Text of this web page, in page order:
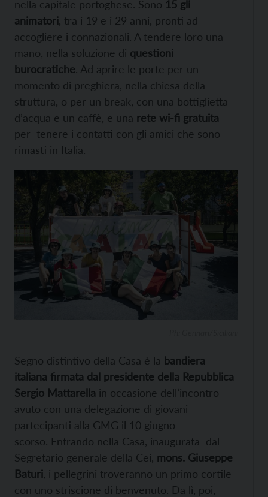
nella capitale portoghese. Sono 15 gli
animatori , tra i 19 e i 29 anni, pronti ad
accogliere i connazionali. A tendere loro una
mano, nella soluzione di questioni
burocratiche. Ad aprire le porte per un
momento di preghiera, nella chiesa della
struttura, o per un break, con una bottiglietta
d’acqua e un caffè, e una rete wi-fi gratuita
per tenere i contatti con gli amici che sono
rimasti in Italia.
Segno distintivo della Casa è la bandiera
italiana firmata dal presidente della Repubblica
Sergio Mattarella in occasione dell’incontro
avuto con una delegazione di giovani
partecipanti alla GMG il 10 giugno
scorso. Entrando nella Casa, inaugurata dal
Segretario generale della Cei, mons. Giuseppe
Baturi , i pellegrini troveranno un primo cortile
con uno striscione di benvenuto. Da lì, poi,